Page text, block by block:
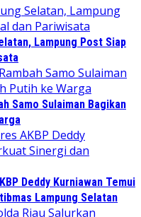
Lampung Post Siap
Samo Sulaiman Bagikan
Deddy Kurniawan Temui
Lampung Selatan